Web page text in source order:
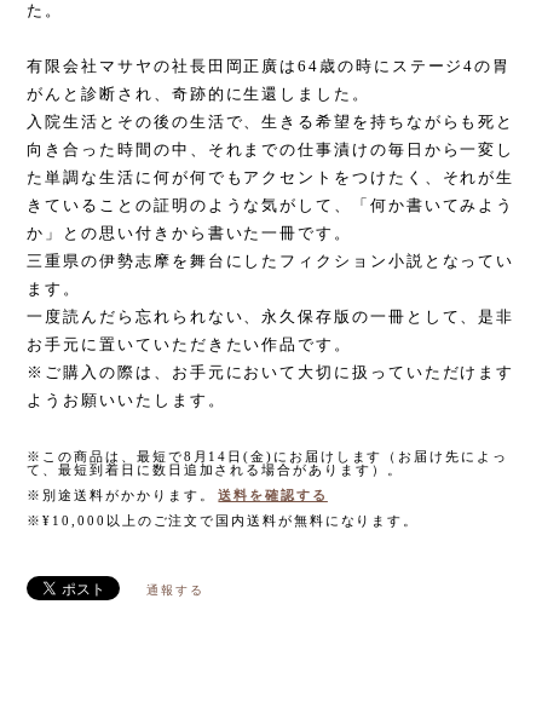
た。
有限会社マサヤの社長田岡正廣は64歳の時にステージ4の胃
がんと診断され、奇跡的に生還しました。
入院生活とその後の生活で、生きる希望を持ちながらも死と
向き合った時間の中、それまでの仕事漬けの毎日から一変し
た単調な生活に何が何でもアクセントをつけたく、それが生
きていることの証明のような気がして、「何か書いてみよう
か」との思い付きから書いた一冊です。
三重県の伊勢志摩を舞台にしたフィクション小説となってい
ます。
一度読んだら忘れられない、永久保存版の一冊として、是非
お手元に置いていただきたい作品です。
※ご購入の際は、お手元において大切に扱っていただけます
ようお願いいたします。
※この商品は、最短で8月14日(金)にお届けします（お届け先によっ
て、最短到着日に数日追加される場合があります）。
※別途送料がかかります。
送料を確認する
※¥10,000以上のご注文で国内送料が無料になります。
通報する